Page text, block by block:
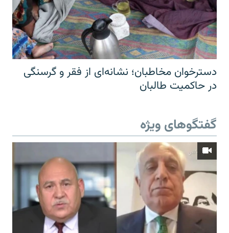
دسترخوان مخاطبان؛ نشانه‌ای از فقر و گرسنگی
در حاکمیت طالبان
گفتگوهای ویژه